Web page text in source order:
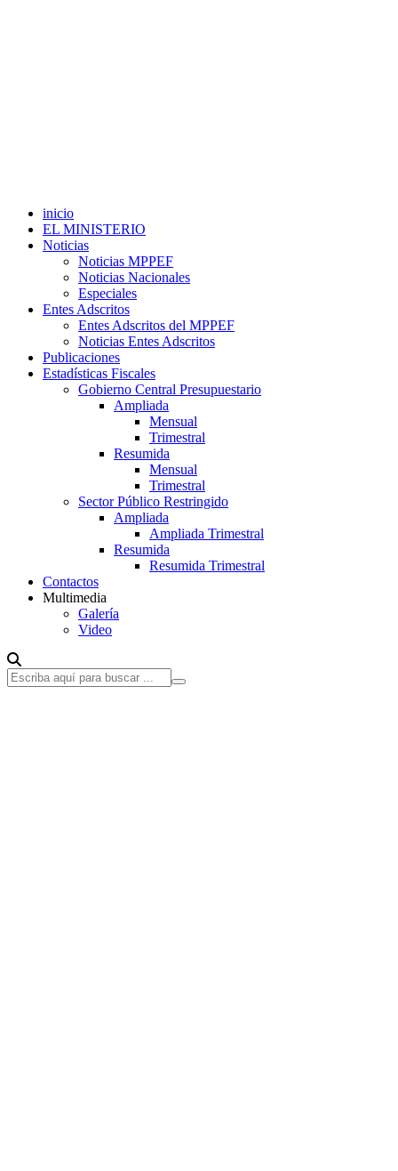
inicio
EL MINISTERIO
Noticias
Noticias MPPEF
Noticias Nacionales
Especiales
Entes Adscritos
Entes Adscritos del MPPEF
Noticias Entes Adscritos
Publicaciones
Estadísticas Fiscales
Gobierno Central Presupuestario
Ampliada
Mensual
Trimestral
Resumida
Mensual
Trimestral
Sector Público Restringido
Ampliada
Ampliada Trimestral
Resumida
Resumida Trimestral
Contactos
Multimedia
Galería
Video